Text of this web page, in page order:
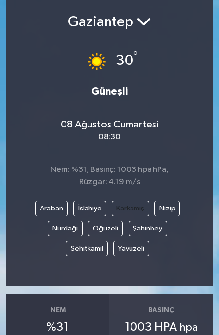
Gaziantep
30°
Güneşli
08 Ağustos Cumartesi
08:30
Nem: %31, Basınç: 1003 hpa hPa,
Rüzgar: 4.19 m/s
Araban İslahiye Karkamış Nizip
Nurdağı Oğuzeli Şahinbey
Şehitkamil Yavuzeli
NEM
%31
BASINÇ
1003 HPA hpa